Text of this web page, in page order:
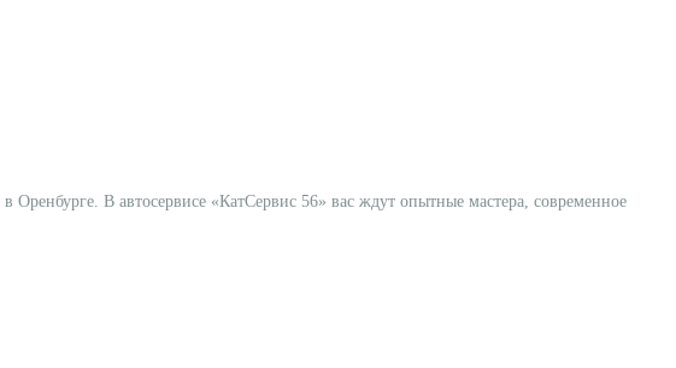
в Оренбурге. В автосервисе «КатСервис 56» вас ждут опытные мастера, современное